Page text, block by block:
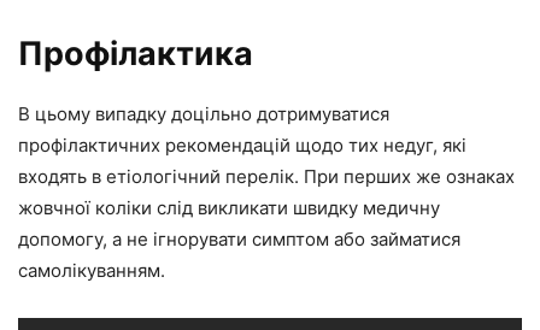
Профілактика
В цьому випадку доцільно дотримуватися
профілактичних рекомендацій щодо тих недуг, які
входять в етіологічний перелік. При перших же ознаках
жовчної коліки слід викликати швидку медичну
допомогу, а не ігнорувати симптом або займатися
самолікуванням.